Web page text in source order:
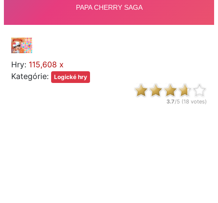
Hry: 115,608 x
Kategórie:
Logické hry
3.7/5 (18 votes)